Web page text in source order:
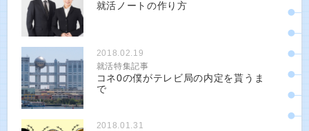
就活ノートの作り方
2018.02.19
就活特集記事
コネ0の僕がテレビ局の内定を貰うま
で
2018.01.31